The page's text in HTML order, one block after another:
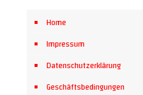
Home
Impressum
Datenschutzerklärung
Geschäftsbedingungen